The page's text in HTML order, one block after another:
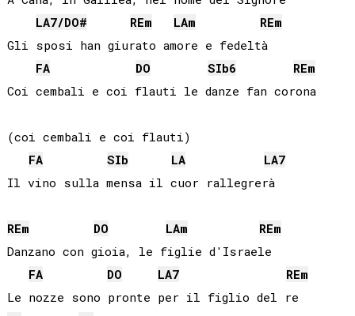
LA7/DO# REm LAm REm
Gli sposi han giurato amore e fedeltà
FA
DO SIb6 REm
Coi cembali e coi flauti le danze fan corona
(coi cembali e coi flauti)
FA
SIb LA LA7
Il vino sulla mensa il cuor rallegrerà
REm DO LAm REm
Danzano con gioia, le figlie d'Israele
FA
DO LA7 REm